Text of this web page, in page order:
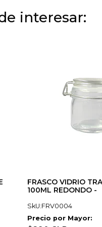
interesar:
FRASCO VIDRIO
100ML REDONDO -
SkU:FRV0004
Precio por Mayor: